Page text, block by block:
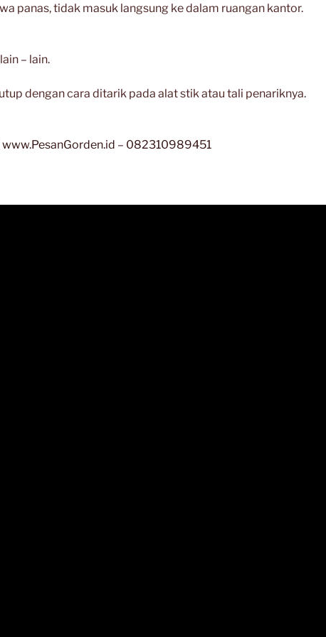
panas, tidak masuk langsung ke dalam ruangan kantor.
– lain.
dengan cara ditarik pada alat stik atau tali penariknya.
www.PesanGorden.id – 082310989451